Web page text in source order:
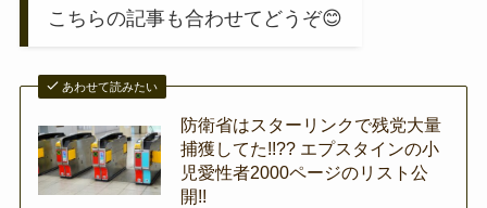
こちらの記事も合わせてどうぞ😊
あわせて読みたい
防衛省はスターリンクで残党大量
捕獲してた!!?? エプスタインの小
児愛性者2000ページのリスト公
開!!